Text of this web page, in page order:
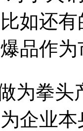
如还
品作
为拳头
企业